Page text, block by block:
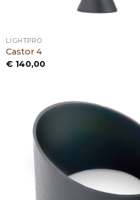
LIGHTPRO
Castor 4
€ 140,00